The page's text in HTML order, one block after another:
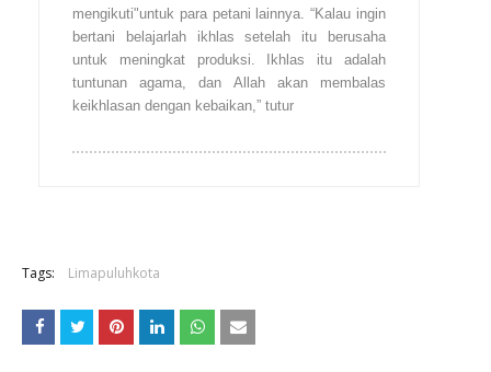
mengikuti"untuk para petani lainnya. “Kalau ingin
bertani belajarlah ikhlas setelah itu berusaha
untuk meningkat produksi. Ikhlas itu adalah
tuntunan agama, dan Allah akan membalas
keikhlasan dengan kebaikan,” tutur
Tags: Limapuluhkota